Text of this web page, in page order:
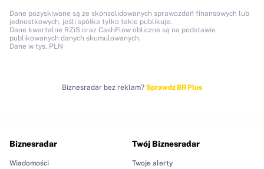
Dane pozyskiwane są ze skonsolidowanych sprawozdań finansowych lub
jednostkowych, jeśli spółka tylko takie publikuje.
Dane kwartalne RZiS oraz CashFlow obliczne są na podstawie
publikowanych danych skumulowanych.
Dane w tys. PLN
Biznesradar bez reklam? Sprawdź BR Plus
Biznesradar
Wiadomości
Twój Biznesradar
Twoje alerty